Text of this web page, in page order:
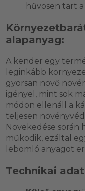
hűvösen tart
alapanyag:
A kender egy
leginkább
gyorsan növő
igényel, mint sok
módon ellenáll a
teljesen
Növekedése során
működik, ezáltal
lebomló anyagot
Technikai